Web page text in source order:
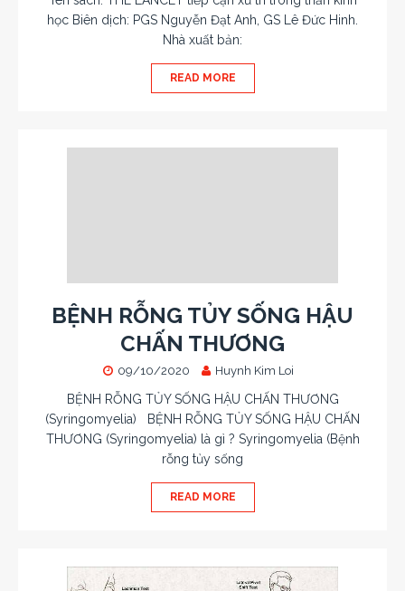
học Biên dịch: PGS Nguyễn Đạt Anh, GS Lê Đức Hinh.
Nhà xuất bản:
READ MORE
BỆNH RỖNG TỦY SỐNG HẬU
CHẤN THƯƠNG
09/10/2020 Huynh Kim Loi
BỆNH RỖNG TỦY SỐNG HẬU CHẤN THƯƠNG
(Syringomyelia) BỆNH RỖNG TỦY SỐNG HẬU CHẤN
THƯƠNG (Syringomyelia) là gì ? Syringomyelia (Bệnh
rỗng tủy sống
READ MORE